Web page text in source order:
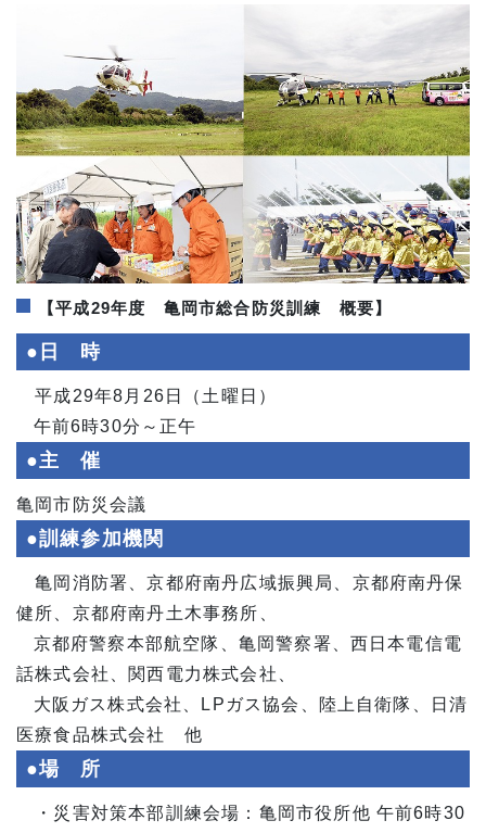
【平成29年度 亀岡市総合防災訓練 概要】
●日 時
平成29年8月26日（土曜日）
午前6時30分～正午
●主 催
亀岡市防災会議
●訓練参加機関
亀岡消防署、京都府南丹広域振興局、京都府南丹保
健所、京都府南丹土木事務所、
京都府警察本部航空隊、亀岡警察署、西日本電信電
話株式会社、関西電力株式会社、
大阪ガス株式会社、LPガス協会、陸上自衛隊、日清
医療食品株式会社 他
●場 所
・災害対策本部訓練会場：亀岡市役所他 午前6時30